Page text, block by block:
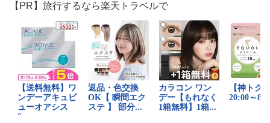
【PR】旅行するなら楽天トラベルで